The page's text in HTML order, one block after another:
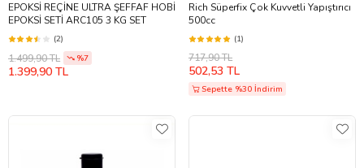
EPOKSİ REÇİNE ULTRA ŞEFFAF HOBİ
EPOKSİ SETİ ARC105 3 KG SET
(2)
1.499,90 TL %7
1.399,90 TL
Rich Süperfix Çok Kuvvetli Yapıştırıcı
500cc
(1)
717,90 TL
502,53 TL
Sepette %30 İndirim